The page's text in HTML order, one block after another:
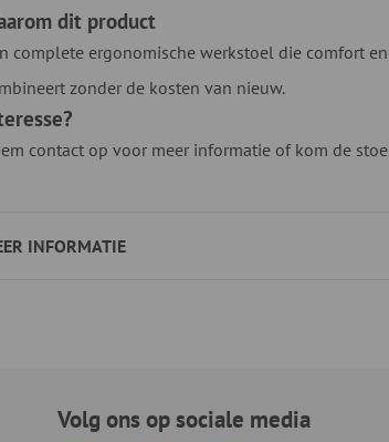
dit product
complete ergonomische werkstoel die comfort
zonder de kosten van nieuw.
contact op voor meer informatie of kom de
INFORMATIE
Volg ons op sociale media